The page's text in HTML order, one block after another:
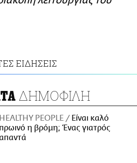
ΕΙΔΗΣΕΙΣ
ΔΗΜΟΦΙΛΗ
HEALTHY PEOPLE
Είναι καλό
πρωινό η βρόμη; Ένας γιατρός